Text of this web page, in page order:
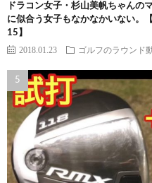
ドラコン女子・杉山美帆ちゃんの
に似合う女子もなかなかいない。
15】
2018.01.23 ゴルフのラウンド